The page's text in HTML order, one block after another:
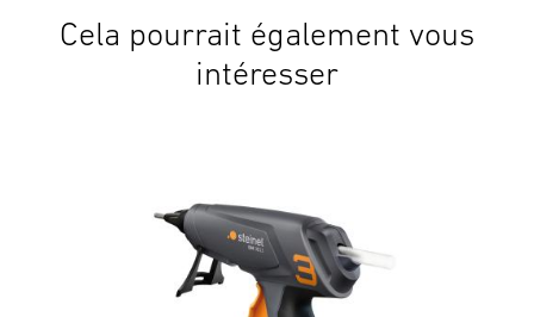
Cela pourrait également vous
intéresser